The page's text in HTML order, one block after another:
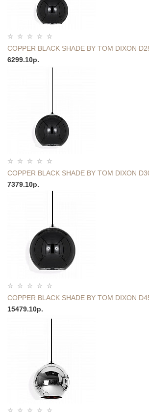
COPPER BLACK SHADE BY TOM DIXON
6299.10р.
COPPER BLACK SHADE BY TOM DIXON
7379.10р.
COPPER BLACK SHADE BY TOM DIXON
15479.10р.